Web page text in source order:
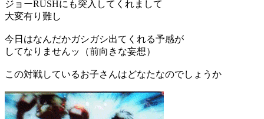
ジョーRUSHにも突入してくれまして
大変有り難し
今日はなんだかガシガシ出てくれる予感が
してなりませんッ（前向きな妄想）
この対戦しているお子さんはどなたなのでしょうか